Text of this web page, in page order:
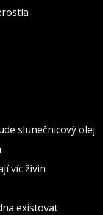
slunečnicový olej
víc živin
existovat